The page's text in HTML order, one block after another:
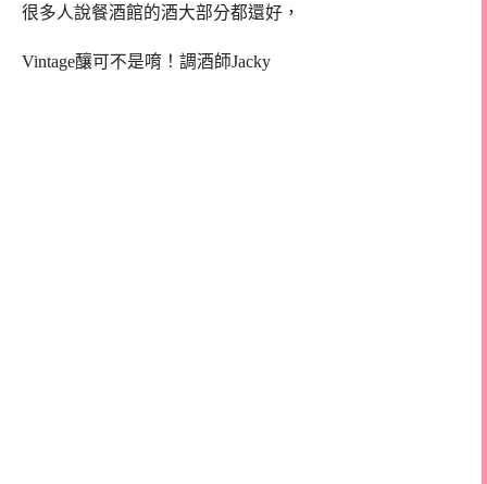
很多人說餐酒館的酒大部分都還好，
Vintage釀可不是唷！調酒師Jacky